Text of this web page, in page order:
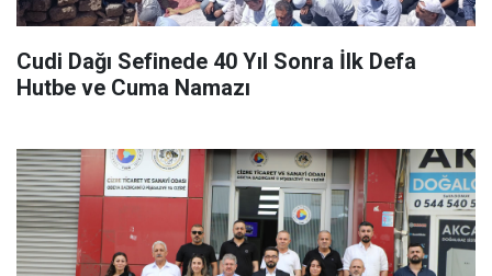
Cudi Dağı Sefinede 40 Yıl Sonra İlk Defa
Hutbe ve Cuma Namazı